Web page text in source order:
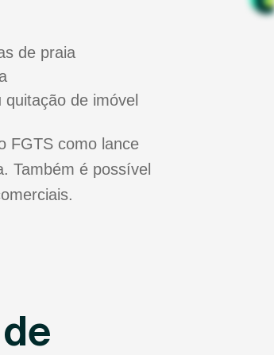
de praia
de imóvel
FGTS como lance
Também é possível